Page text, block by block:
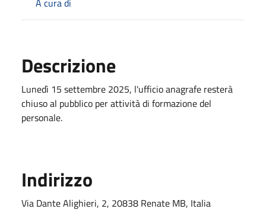
Descrizione
Lunedì 15 settembre 2025, l'ufficio anagrafe resterà
chiuso al pubblico per attività di formazione del
personale.
Indirizzo
Via Dante Alighieri, 2, 20838 Renate MB, Italia